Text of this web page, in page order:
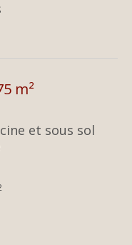
m²
et sous sol